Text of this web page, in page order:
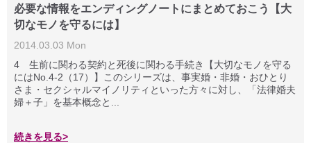
必要な情報をエンディングノートにまとめておこう【大
切なモノを守るには】
2014.03.03 Mon
4 生前に関わる契約と死後に関わる手続き【大切なモノを守る
にはNo.4-2（17）】このシリーズは、事実婚・非婚・おひとり
さま・セクシャルマイノリティといった方々に対し、「法律婚夫
婦＋子」を基本概念と...
続きを見る>